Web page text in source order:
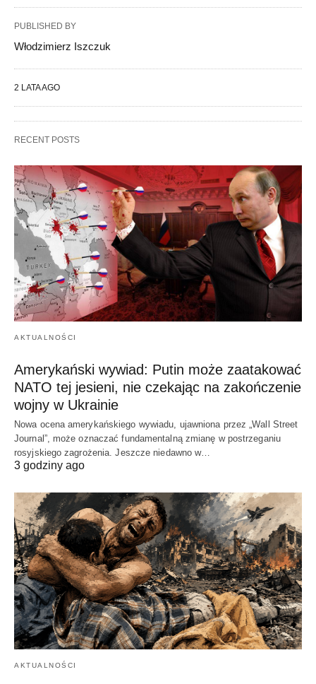
PUBLISHED BY
Włodzimierz Iszczuk
2 LATA AGO
RECENT POSTS
AKTUALNOŚCI
Amerykański wywiad: Putin może zaatakować
NATO tej jesieni, nie czekając na zakończenie
wojny w Ukrainie
Nowa ocena amerykańskiego wywiadu, ujawniona przez „Wall Street
Journal”, może oznaczać fundamentalną zmianę w postrzeganiu
rosyjskiego zagrożenia. Jeszcze niedawno w…
3 godziny ago
AKTUALNOŚCI